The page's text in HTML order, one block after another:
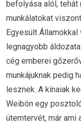
befolyása alól, tehát
munkálatokat
Egyesült
legnagyobb
cég emberei
munkájuknak pedig
lesznek. A kínaiak
Weibón egy
ütemtervét, már ami